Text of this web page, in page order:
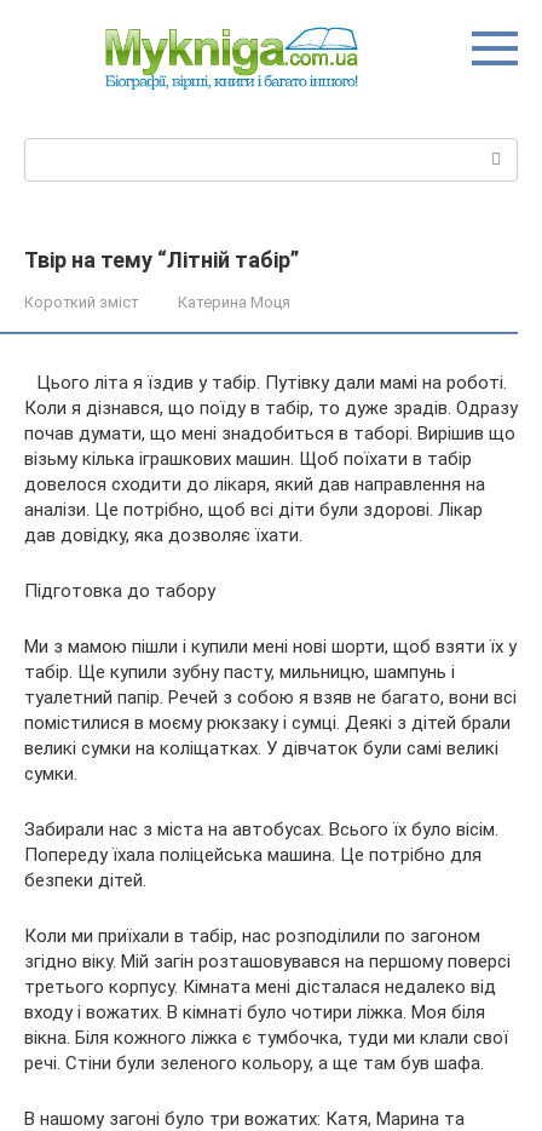
Твір на тему “Літній табір”
Короткий зміст Катерина Моця
Цього літа я їздив у табір. Путівку дали мамі на роботі.
Коли я дізнався, що поїду в табір, то дуже зрадів. Одразу
почав думати, що мені знадобиться в таборі. Вирішив що
візьму кілька іграшкових машин. Щоб поїхати в табір
довелося сходити до лікаря, який дав направлення на
аналізи. Це потрібно, щоб всі діти були здорові. Лікар
дав довідку, яка дозволяє їхати.
Підготовка до табору
Ми з мамою пішли і купили мені нові шорти, щоб взяти їх у
табір. Ще купили зубну пасту, мильницю, шампунь і
туалетний папір. Речей з собою я взяв не багато, вони всі
помістилися в моєму рюкзаку і сумці. Деякі з дітей брали
великі сумки на коліщатках. У дівчаток були самі великі
сумки.
Забирали нас з міста на автобусах. Всього їх було вісім.
Попереду їхала поліцейська машина. Це потрібно для
безпеки дітей.
Коли ми приїхали в табір, нас розподілили по загоном
згідно віку. Мій загін розташовувався на першому поверсі
третього корпусу. Кімната мені дісталася недалеко від
входу і вожатих. В кімнаті було чотири ліжка. Моя біля
вікна. Біля кожного ліжка є тумбочка, туди ми клали свої
речі. Стіни були зеленого кольору, а ще там був шафа.
В нашому загоні було три вожатих: Катя, Марина та